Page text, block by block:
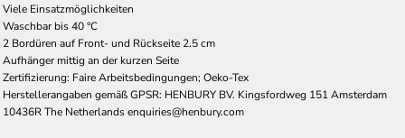
Viele Einsatzmöglichkeiten
Waschbar bis 40 °C
2 Bordüren auf Front- und Rückseite 2.5 cm
Aufhänger mittig an der kurzen Seite
Zertifizierung: Faire Arbeitsbedingungen; Oeko-Tex
Herstellerangaben gemäß GPSR: HENBURY BV. Kingsfordweg 151 Amsterdam
10436R The Netherlands enquiries@henbury.com